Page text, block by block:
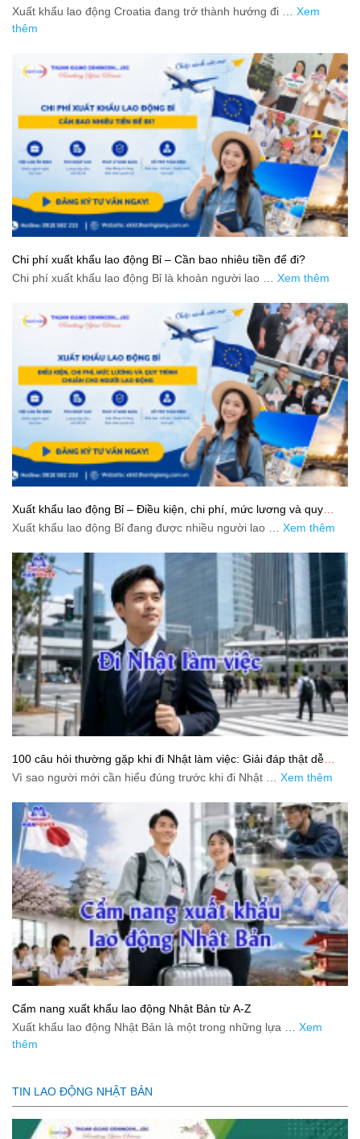
Xuất khẩu lao động Croatia đang trở thành hướng đi … Xem
thêm
Chi phí xuất khẩu lao động Bỉ – Cần bao nhiêu tiền để đi?
Chi phí xuất khẩu lao động Bỉ là khoản người lao … Xem thêm
Xuất khẩu lao động Bỉ – Điều kiện, chi phí, mức lương và quy
trình chuẩn cho người lao động
Xuất khẩu lao động Bỉ đang được nhiều người lao … Xem thêm
100 câu hỏi thường gặp khi đi Nhật làm việc: Giải đáp thật dễ
hiểu cho người mới bắt đầu
Vì sao người mới cần hiểu đúng trước khi đi Nhật … Xem thêm
Cẩm nang xuất khẩu lao động Nhật Bản từ A-Z
Xuất khẩu lao động Nhật Bản là một trong những lựa … Xem
thêm
TIN LAO ĐỘNG NHẬT BẢN